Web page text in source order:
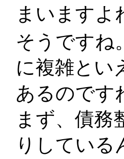
まいますよ
そうですね
に複雑とい
あるのです
まず、債務
りしている